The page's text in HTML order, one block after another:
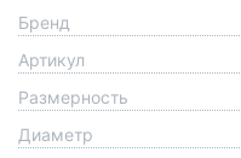
Бренд
Артикул
Размерность
Диаметр